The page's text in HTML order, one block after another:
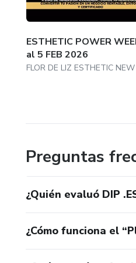
ESTHETIC POWER
al 5 FEB 2026
Preguntas
¿Quién evaluó DIP
¿Cómo funciona el